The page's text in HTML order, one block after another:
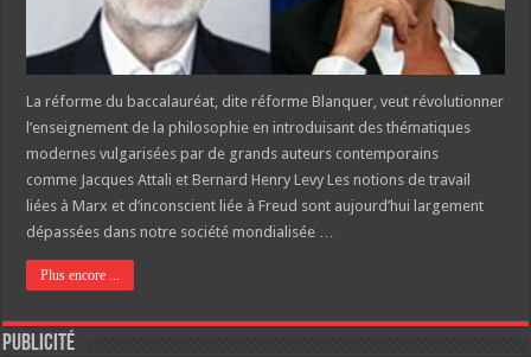
La réforme du baccalauréat, dite réforme Blanquer, veut révolutionner
l’enseignement de la philosophie en introduisant des thématiques
modernes vulgarisées par de grands auteurs contemporains
comme Jacques Attali et Bernard Henry Levy Les notions de travail
liées à Marx et d’inconscient liée à Freud sont aujourd’hui largement
dépassées dans notre société mondialisée …
Plus encore ...
Publicité